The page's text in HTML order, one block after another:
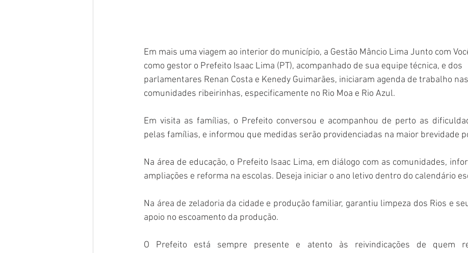
Em mais uma viagem ao interior do município, a Gestão Mâncio Lima Junto com
como gestor o Prefeito Isaac Lima (PT), acompanhado de sua equipe técnica, e dos
parlamentares Renan Costa e Kenedy Guimarães, iniciaram agenda de trabalho nas
comunidades ribeirinhas, especificamente no Rio Moa e Rio Azul.
Em visita as famílias, o Prefeito conversou e acompanhou de perto as
pelas famílias, e informou que medidas serão providenciadas na maior brevidade
Na área de educação, o Prefeito Isaac Lima, em diálogo com as comunidades,
ampliações e reforma na escolas. Deseja iniciar o ano letivo dentro do calendário
Na área de zeladoria da cidade e produção familiar, garantiu limpeza dos Rios e
apoio no escoamento da produção.
O Prefeito está sempre presente e atento às reivindicações de quem